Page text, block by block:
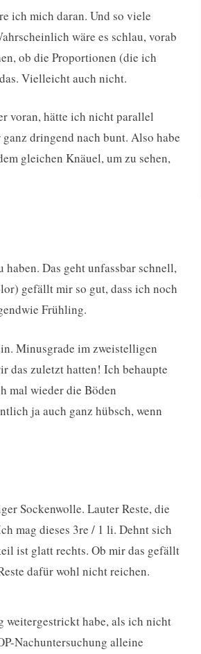
ich mich daran. Und so viele
wäre es schlau, vorab
ob die Proportionen (die ich
Vielleicht auch nicht.
voran, hätte ich nicht parallel
dringend nach bunt. Also habe
gleichen Knäuel, um zu sehen,
Das geht unfassbar schnell,
gefällt mir so gut, dass ich noch
Frühling.
Minusgrade im zweistelligen
das zuletzt hatten! Ich behaupte
mal wieder die Böden
ja auch ganz hübsch, wenn
Sockenwolle. Lauter Reste, die
mag dieses 3re / 1 li. Dehnt sich
ist glatt rechts. Ob mir das gefällt
dafür wohl nicht reichen.
weitergestrickt habe, als ich nicht
Nachuntersuchung alleine